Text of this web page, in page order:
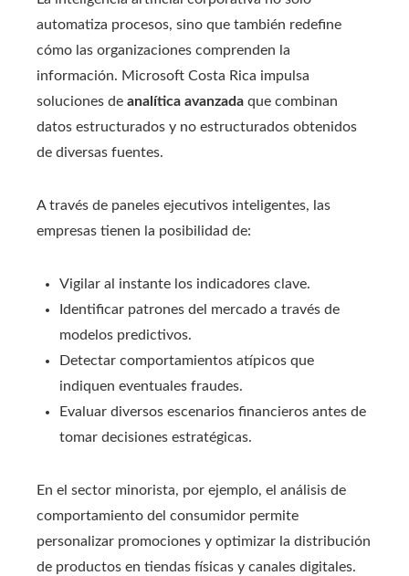
automatiza procesos, sino que también redefine
cómo las organizaciones comprenden la
información. Microsoft Costa Rica impulsa
soluciones de analítica avanzada que combinan
datos estructurados y no estructurados obtenidos
de diversas fuentes.
A través de paneles ejecutivos inteligentes, las
empresas tienen la posibilidad de:
Vigilar al instante los indicadores clave.
Identificar patrones del mercado a través de
modelos predictivos.
Detectar comportamientos atípicos que
indiquen eventuales fraudes.
Evaluar diversos escenarios financieros antes de
tomar decisiones estratégicas.
En el sector minorista, por ejemplo, el análisis de
comportamiento del consumidor permite
personalizar promociones y optimizar la distribución
de productos en tiendas físicas y canales digitales.